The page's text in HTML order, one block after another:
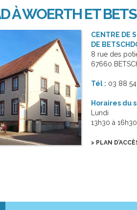
À WOERTH ET
CENTRE DE
DE
8 rue des
67660
Tél : 03 88 54
Horaires du
Lundi
13h30 à 16h30
> PLAN